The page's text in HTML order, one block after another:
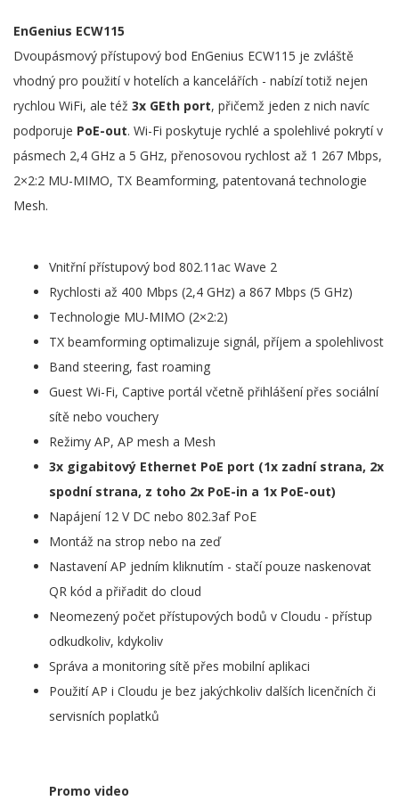
EnGenius ECW115
Dvoupásmový přístupový bod EnGenius ECW115 je zvláště
vhodný pro použití v hotelích a kancelářích - nabízí totiž nejen
rychlou WiFi, ale též 3x GEth port, přičemž jeden z nich navíc
podporuje PoE-out. Wi-Fi poskytuje rychlé a spolehlivé pokrytí v
pásmech 2,4 GHz a 5 GHz, přenosovou rychlost až 1 267 Mbps,
2×2:2 MU-MIMO, TX Beamforming, patentovaná technologie
Mesh.
Vnitřní přístupový bod 802.11ac Wave 2
Rychlosti až 400 Mbps (2,4 GHz) a 867 Mbps (5 GHz)
Technologie MU-MIMO (2×2:2)
TX beamforming optimalizuje signál, příjem a spolehlivost
Band steering, fast roaming
Guest Wi-Fi, Captive portál včetně přihlášení přes sociální
sítě nebo vouchery
Režimy AP, AP mesh a Mesh
3x gigabitový Ethernet PoE port (1x zadní strana, 2x
spodní strana, z toho 2x PoE-in a 1x PoE-out)
Napájení 12 V DC nebo 802.3af PoE
Montáž na strop nebo na zeď
Nastavení AP jedním kliknutím - stačí pouze naskenovat
QR kód a přiřadit do cloud
Neomezený počet přístupových bodů v Cloudu - přístup
odkudkoliv, kdykoliv
Správa a monitoring sítě přes mobilní aplikaci
Použití AP i Cloudu je bez jakýchkoliv dalších licenčních či
servisních poplatků
Promo video